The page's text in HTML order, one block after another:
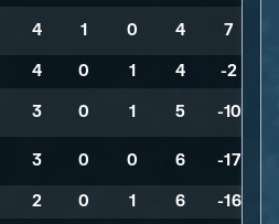
4 1 0 4 7
4 0 1 4 -2
3 0 1 5 -10
3 0 0 6 -17
2 0 1 6
-16